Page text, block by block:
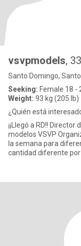
vsvpmodels, 33
Santo Domingo,
Seeking: Female 18 -
Weight: 93 kg (205 lb)
¿Quién está
¡¡Llegó a RD!!
modelos VSVP Organizando audiciones de casting durante toda
la semana para
cantidad diferente